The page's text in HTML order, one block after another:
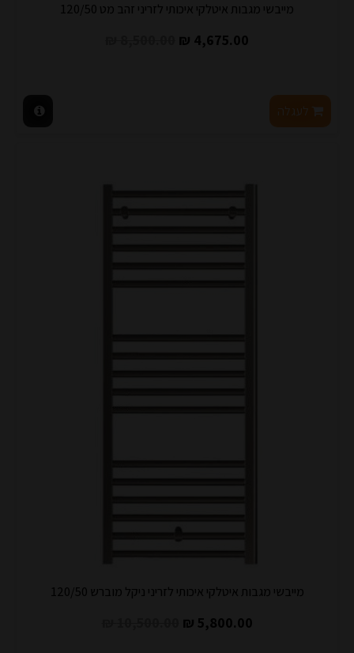
מייבשי מגבות איטלקי איכותי לזריני זהב מט 120/50
4,675.00 ₪
לעגלה
מייבשי מגבות איטלקי איכותי לזריני ניקל מוברש 120/50
5,800.00 ₪